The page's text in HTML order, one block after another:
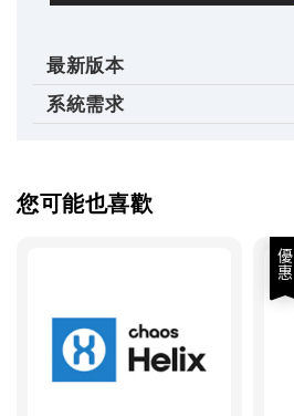
最新版本
系統需求
您可能也喜歡
優惠